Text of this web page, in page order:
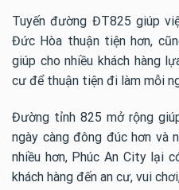
Tuyến đường ĐT825 giúp
Đức Hòa thuận tiện hơn,
giúp cho nhiều khách hàng
cư để thuận tiện đi làm mỗi
Đường tỉnh 825 mở rộng
ngày càng đông đúc hơn và
nhiều hơn, Phúc An City lại
khách hàng đến an cư, vui